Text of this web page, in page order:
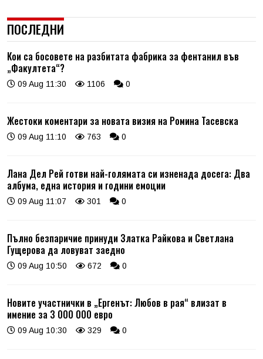
ПОСЛЕДНИ
Кои са босовете на разбитата фабрика за фентанил във
„Факултета“?
09 Aug 11:30 1106 0
Жестоки коментари за новата визия на Ромина Тасевска
09 Aug 11:10 763 0
Лана Дел Рей готви най-голямата си изненада досега: Два
албума, една история и години емоции
09 Aug 11:07 301 0
Пълно безпаричие принуди Златка Райкова и Светлана
Гущерова да ловуват заедно
09 Aug 10:50 672 0
Новите участнички в „Ергенът: Любов в рая“ влизат в
имение за 3 000 000 евро
09 Aug 10:30 329 0